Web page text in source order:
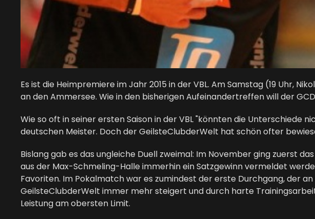
Es ist die Heimpremiere im Jahr 2015 in der VBL. Am Samstag (19 Uhr,
an den Ammersee. Wie in den bisherigen Aufeinandertreffen will der
Wie so oft in seiner ersten Saison in der VBL "könnten die Unterschiede
deutschen Meister. Doch der GeilsteClubderWelt hat schön ofter
Bislang gab es das ungleiche Duell zweimal: Im November ging zuerst
aus der Max-Schmeling-Halle immerhin ein Satzgewinn vermeldet
Favoriten. Im Pokalmatch war es zumindest der erste Durchgang, der
GeilsteClubderWelt immer mehr steigert und durch harte
Leistung am obersten Limit.